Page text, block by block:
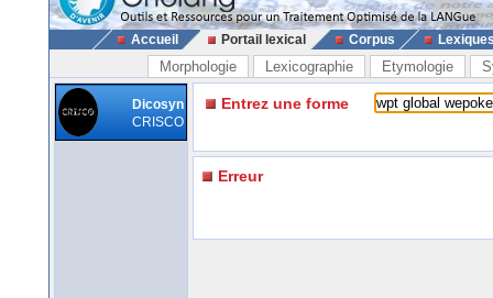
Accueil Portail lexical Corpus
Morphologie Lexicographie Etymologie
Dicosyn
CRISCO
Entrez une forme
Erreur